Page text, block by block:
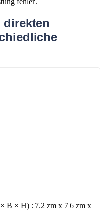
direkten
× B × H) : 7.2 zm x 7.6 zm x